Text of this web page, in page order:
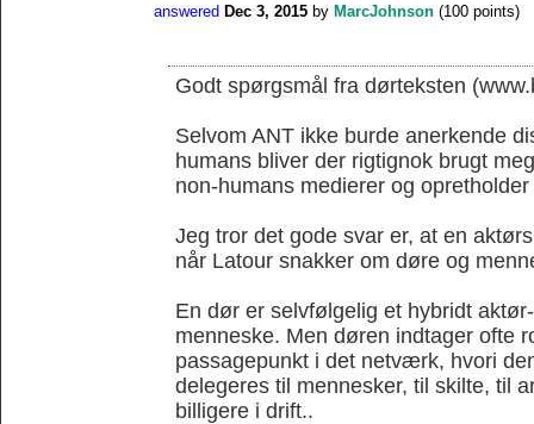
answered Dec 3, 2015 by MarcJohnson (100 points)
Godt spørgsmål fra dørteksten
Selvom ANT ikke burde anerkende
humans bliver der rigtignok brugt
non-humans medierer og
Jeg tror det gode svar er, at en
når Latour snakker om døre og
En dør er selvfølgelig et hybridt
menneske. Men døren indtager ofte
passagepunkt i det netværk, hvori
delegeres til mennesker, til skilte, til
billigere i drift..